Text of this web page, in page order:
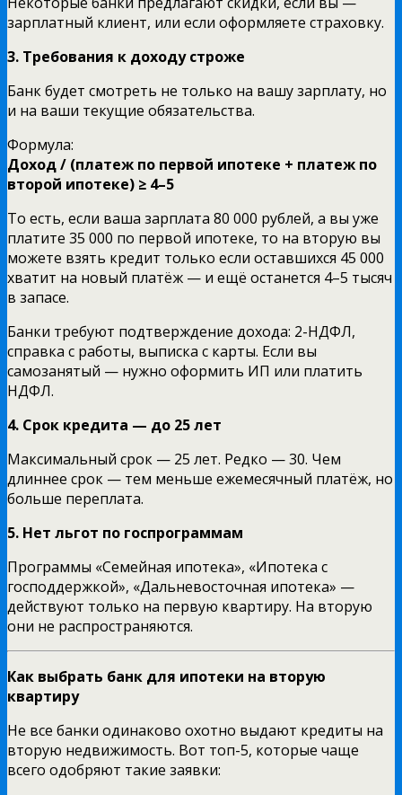
зарплатный клиент, или если оформляете страховку.
3. Требования к доходу строже
Банк будет смотреть не только на вашу зарплату, но
и на ваши текущие обязательства.
Формула:
Доход / (платеж по первой ипотеке + платеж по
второй ипотеке) ≥ 4–5
То есть, если ваша зарплата 80 000 рублей, а вы уже
платите 35 000 по первой ипотеке, то на вторую вы
можете взять кредит только если оставшихся 45 000
хватит на новый платёж — и ещё останется 4–5 тысяч
в запасе.
Банки требуют подтверждение дохода: 2-НДФЛ,
справка с работы, выписка с карты. Если вы
самозанятый — нужно оформить ИП или платить
НДФЛ.
4. Срок кредита — до 25 лет
Максимальный срок — 25 лет. Редко — 30. Чем
длиннее срок — тем меньше ежемесячный платёж, но
больше переплата.
5. Нет льгот по госпрограммам
Программы «Семейная ипотека», «Ипотека с
господдержкой», «Дальневосточная ипотека» —
действуют только на первую квартиру. На вторую
они не распространяются.
Как выбрать банк для ипотеки на вторую
квартиру
Не все банки одинаково охотно выдают кредиты на
вторую недвижимость. Вот топ-5, которые чаще
всего одобряют такие заявки: